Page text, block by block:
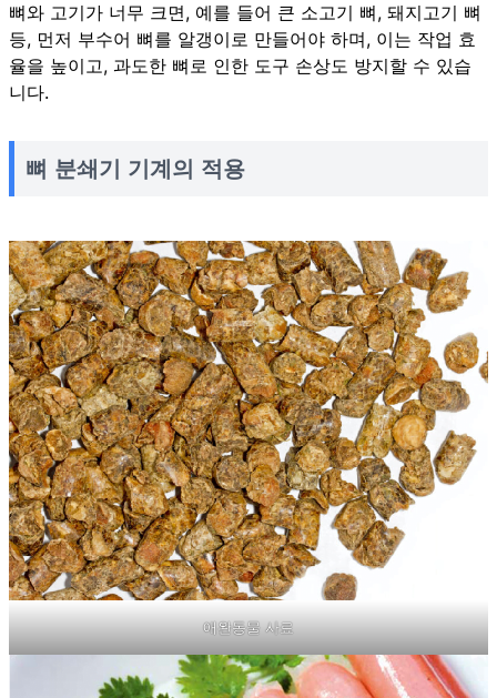
뼈와 고기가 너무 크면, 예를 들어 큰 소고기 뼈, 돼지고기 뼈
등, 먼저 부수어 뼈를 알갱이로 만들어야 하며, 이는 작업 효
율을 높이고, 과도한 뼈로 인한 도구 손상도 방지할 수 있습
니다.
뼈 분쇄기 기계의 적용
애완동물 사료